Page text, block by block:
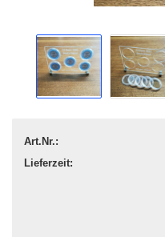
Art.Nr.:
Lieferzeit: